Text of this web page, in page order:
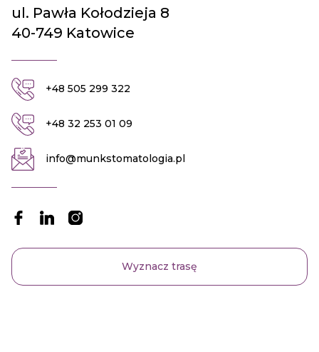
ul. Pawła Kołodzieja 8
40-749 Katowice
+48 505 299 322
+48 32 253 01 09
info@munkstomatologia.pl
Wyznacz trasę